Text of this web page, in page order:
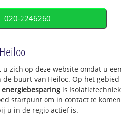
020-2246260
zich op deze website omdat u een
buurt van Heiloo. Op het gebied
is Isolatietechniek
startpunt om in contact te komen
u in de regio actief is.